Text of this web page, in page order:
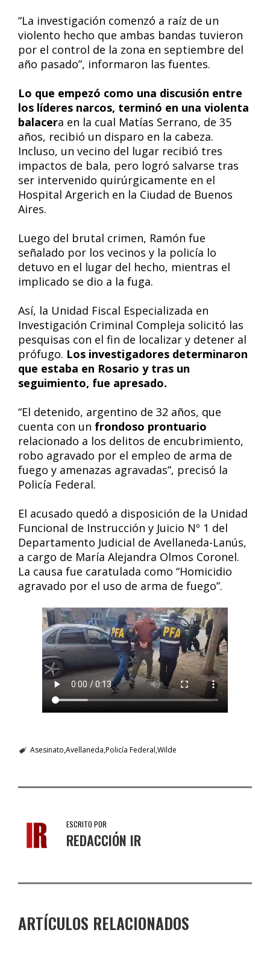
“La investigación comenzó a raíz de un
violento hecho que ambas bandas tuvieron
por el control de la zona en septiembre del
año pasado”, informaron las fuentes.
Lo que empezó como una discusión entre
los líderes narcos, terminó en una violenta
balacera en la cual Matías Serrano, de 35
años, recibió un disparo en la cabeza.
Incluso, un vecino del lugar recibió tres
impactos de bala, pero logró salvarse tras
ser intervenido quirúrgicamente en el
Hospital Argerich en la Ciudad de Buenos
Aires.
Luego del brutal crimen, Ramón fue
señalado por los vecinos y la policía lo
detuvo en el lugar del hecho, mientras el
implicado se dio a la fuga.
Así, la Unidad Fiscal Especializada en
Investigación Criminal Compleja solicitó las
pesquisas con el fin de localizar y detener al
prófugo. Los investigadores determinaron
que estaba en Rosario y tras un
seguimiento, fue apresado.
“El detenido, argentino de 32 años, que
cuenta con un frondoso prontuario
relacionado a los delitos de encubrimiento,
robo agravado por el empleo de arma de
fuego y amenazas agravadas”, precisó la
Policía Federal.
El acusado quedó a disposición de la Unidad
Funcional de Instrucción y Juicio Nº 1 del
Departamento Judicial de Avellaneda-Lanús,
a cargo de María Alejandra Olmos Coronel.
La causa fue caratulada como “Homicidio
agravado por el uso de arma de fuego”.
Asesinato Avellaneda Policía Federal Wilde
ESCRITO POR
REDACCIÓN IR
ARTÍCULOS RELACIONADOS